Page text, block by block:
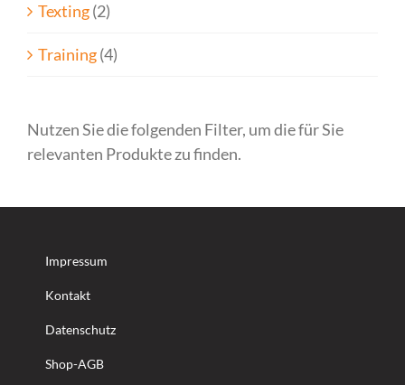
Texting(2)
Training(4)
Nutzen Sie die folgenden Filter, um die für Sie
relevanten Produkte zu finden.
Impressum
Kontakt
Datenschutz
Shop-AGB